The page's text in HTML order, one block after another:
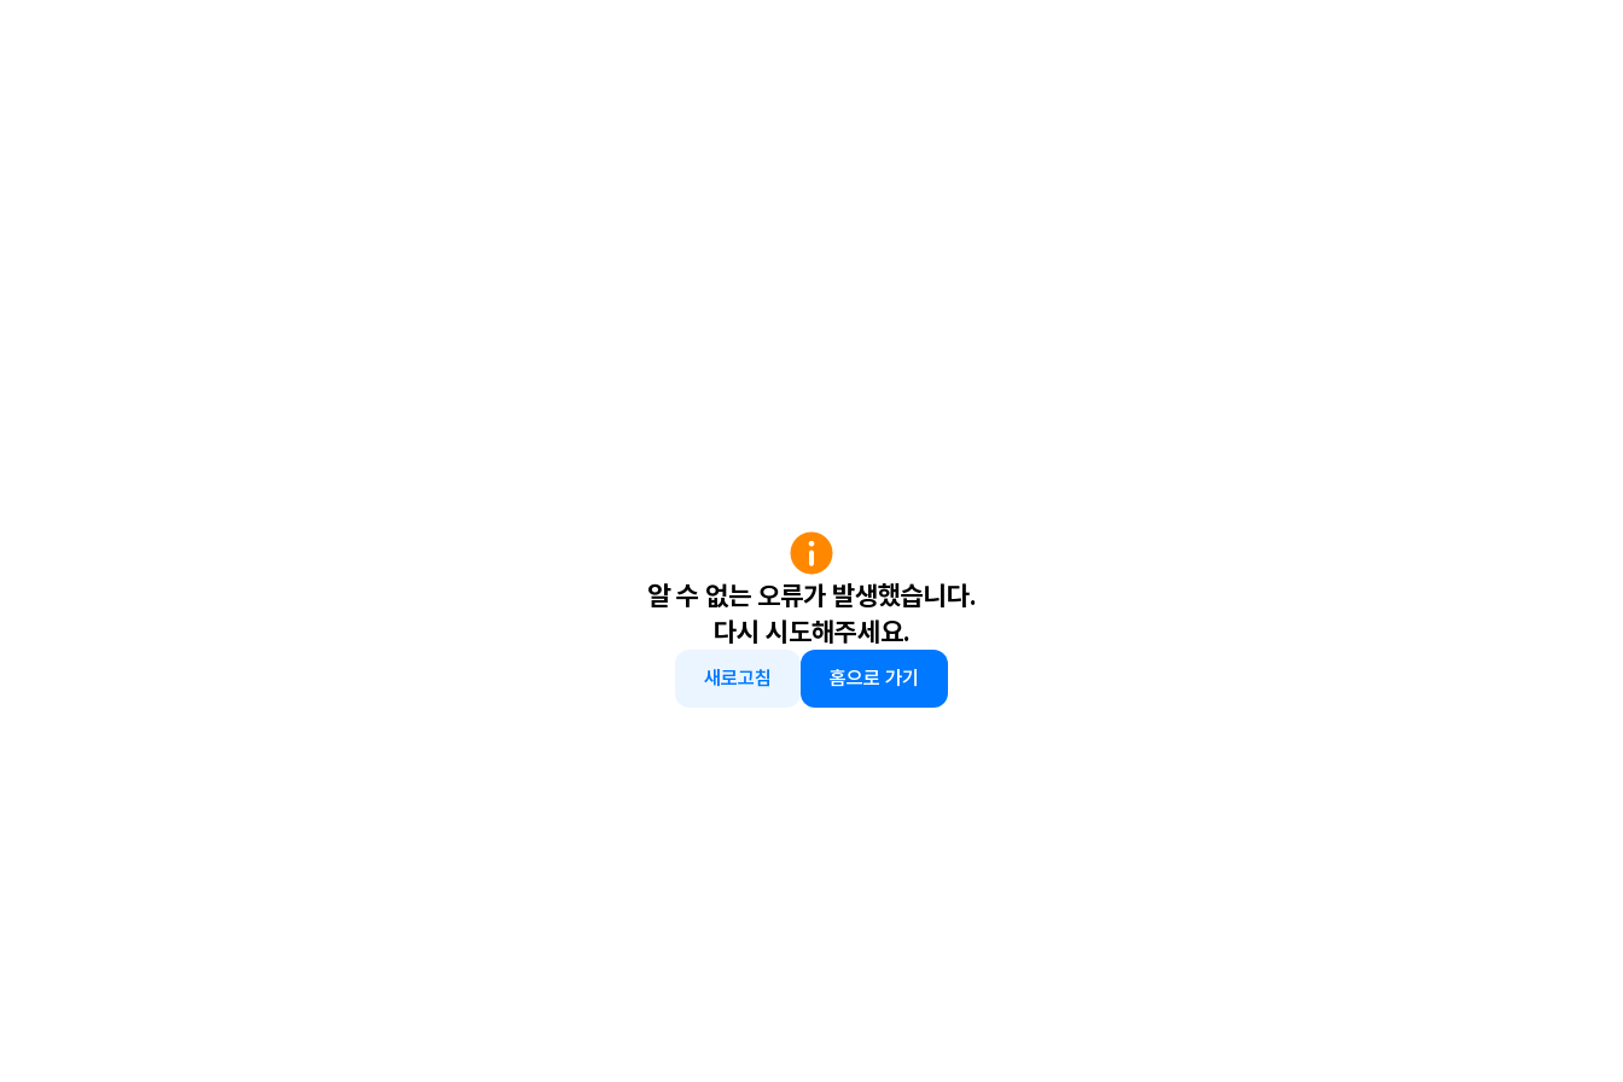
알 수 없는 오류가 발생했습니다.
다시 시도해주세요.
새로고침 홈으로 가기